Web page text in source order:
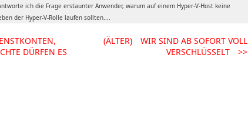
ich die Frage erstaunter Anwender, warum auf einem Hyper-V-Host keine
der Hyper-V-Rolle laufen sollten....
DÜRFEN ES
(ÄLTER)
WIR SIND AB SOFORT VOLL
VERSCHLÜSSELT
>>